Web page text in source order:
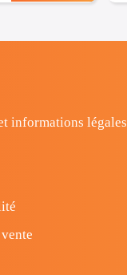
informations légales